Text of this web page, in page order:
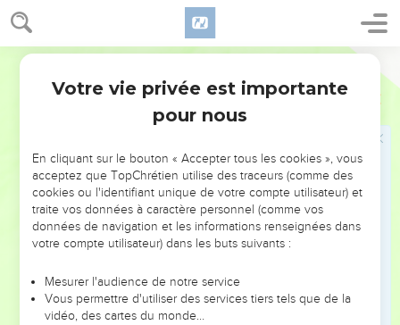
Jérémie 13
ta gloire ?’
» Que diras-tu quand ils interviendront contre toi ? C'est
toi-même qui leur as appris à agir en maîtres à tes dépens !
Les souffrances ne s’empareront-elles pas de toi, pareilles à
celles d’une femme prête à accoucher ?
Peut-être te demandes-tu : ‘Pourquoi cela m’est-il
arrivé ?’C'est à cause du grand nombre de tes fautes que les
pans de ton habit sont relevés et que tes talons sont traités
avec violence.
Un Ethiopien peut-il changer sa peau, et un léopard ses
taches ? De même, pourriez-vous faire le bien, vous qui êtes
» Je les disperserai, tout comme de la paille emportée par
le vent du désert.
Votre vie privée est importante
pour nous
En cliquant sur le bouton « Accepter tous les cookies », vous
acceptez que TopChrétien utilise des traceurs (comme des
cookies ou l'identifiant unique de votre compte utilisateur) et
traite vos données à caractère personnel (comme vos
données de navigation et les informations renseignées dans
votre compte utilisateur) dans les buts suivants :
Mesurer l'audience de notre service
Vous permettre d'utiliser des services tiers tels que de la
vidéo, des cartes du monde…